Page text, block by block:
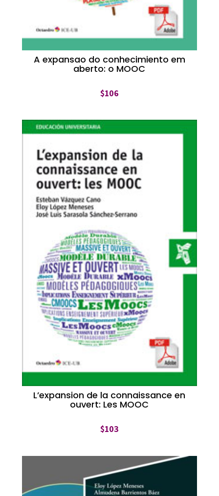
A expansao do conhecimiento em
aberto: o MOOC
$106
L’expansion de la connaissance en
ouvert: Les MOOC
$103